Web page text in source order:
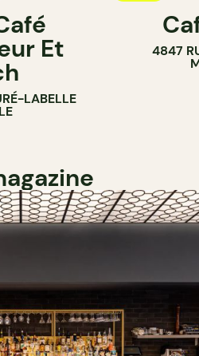
Et
LABELLE
4847